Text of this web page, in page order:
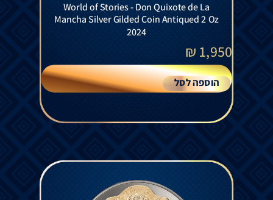
World of Stories - Don Quixote de La
Mancha Silver Gilded Coin Antiqued 2 Oz
2024
1,950
₪
הוספה לסל